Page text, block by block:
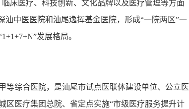
床医疗、科技创新、文化品牌以及医疗管理等方面
中医医院和汕尾逸挥基金医院，形成“一院两区”一
发展格局。
等综合医院，是汕尾市试点医联体建设单位、公立医
区医疗集团总院、省定点实施“市级医疗服务提升计